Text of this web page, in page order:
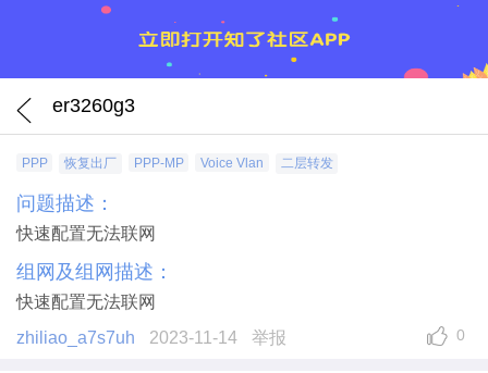
er3260g3
PPP 恢复出厂 PPP-MP Voice Vlan 二层转发
问题描述：
快速配置无法联网
组网及组网描述：
快速配置无法联网
zhiliao_a7s7uh
2023-11-14 举报 0